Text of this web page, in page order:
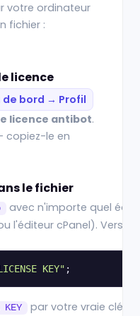
votre ordinateur
fichier :
licence
de bord → Profil
licence antibot.
copiez-le en
le fichier
avec n'importe quel
l'éditeur cPanel). Vers le
KEY" ;
KEY par votre vraie clé